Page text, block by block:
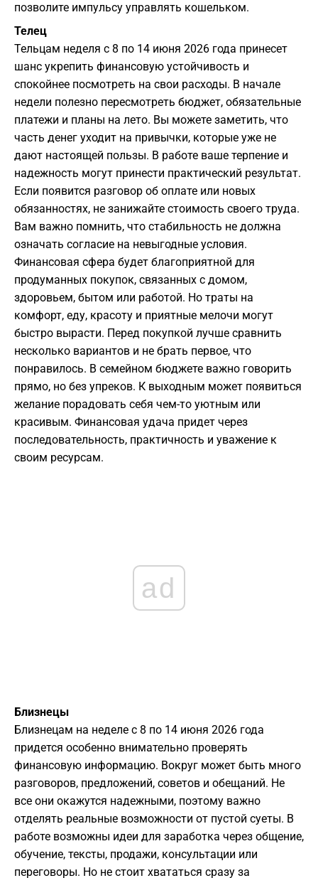
позволите импульсу управлять кошельком.
Телец
Тельцам неделя с 8 по 14 июня 2026 года принесет
шанс укрепить финансовую устойчивость и
спокойнее посмотреть на свои расходы. В начале
недели полезно пересмотреть бюджет, обязательные
платежи и планы на лето. Вы можете заметить, что
часть денег уходит на привычки, которые уже не
дают настоящей пользы. В работе ваше терпение и
надежность могут принести практический результат.
Если появится разговор об оплате или новых
обязанностях, не занижайте стоимость своего труда.
Вам важно помнить, что стабильность не должна
означать согласие на невыгодные условия.
Финансовая сфера будет благоприятной для
продуманных покупок, связанных с домом,
здоровьем, бытом или работой. Но траты на
комфорт, еду, красоту и приятные мелочи могут
быстро вырасти. Перед покупкой лучше сравнить
несколько вариантов и не брать первое, что
понравилось. В семейном бюджете важно говорить
прямо, но без упреков. К выходным может появиться
желание порадовать себя чем-то уютным или
красивым. Финансовая удача придет через
последовательность, практичность и уважение к
своим ресурсам.
ad
Близнецы
Близнецам на неделе с 8 по 14 июня 2026 года
придется особенно внимательно проверять
финансовую информацию. Вокруг может быть много
разговоров, предложений, советов и обещаний. Не
все они окажутся надежными, поэтому важно
отделять реальные возможности от пустой суеты. В
работе возможны идеи для заработка через общение,
обучение, тексты, продажи, консультации или
переговоры. Но не стоит хвататься сразу за